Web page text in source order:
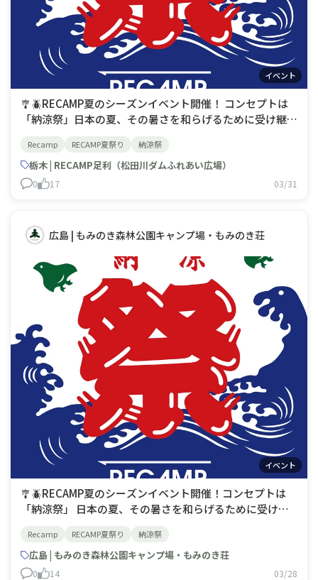
イベント
🎐🪲RECAMP夏のシーズンイベント開催！ コンセプトは
「納涼祭」日本の夏、その暑さを和らげるために受け継が
けでなく季節の美を感じる瞬間(涼を嗜む)として受け継が
れ、大切にされています。伝わる風習と、豊かな自然との
ふれあい(五感)を通じて訪れたお客
Recamp RECAMP夏祭り 納涼祭
栃木 | RECAMP足利（松田川ダムふれあい広場）
0 17 03/31
広島 | もみのき森林公園キャンプ場・もみのき荘
イベント
🎐🪲RECAMP夏のシーズンイベント開催！コンセプトは
「納涼祭」 日本の夏、その暑さを和らげるために受け継
だけでなく季節の美を感じる瞬間(涼を嗜む)として受け継
がれ、大切にされています。伝わる風習と、豊かな自然と
のふれあい(五感)を通じて訪れたお客
Recamp RECAMP夏祭り 納涼祭
広島 | もみのき森林公園キャンプ場・もみのき荘
0 14 03/28